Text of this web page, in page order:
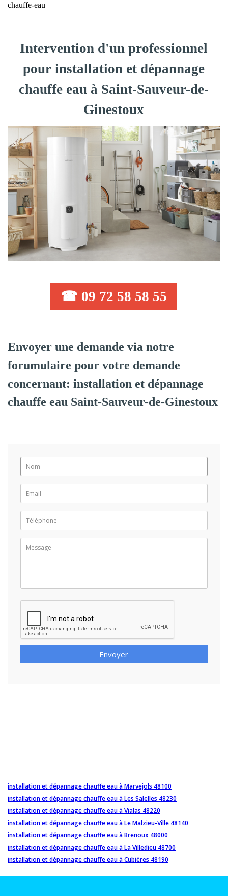
chauffe-eau
Intervention d'un professionnel
pour installation et dépannage
chauffe eau à Saint-Sauveur-de-
Ginestoux
☎ 09 72 58 58 55
Envoyer une demande via notre
forumulaire pour votre demande
concernant: installation et dépannage
chauffe eau Saint-Sauveur-de-Ginestoux
Envoyer
installation et dépannage chauffe eau à Marvejols 48100
installation et dépannage chauffe eau à Les Salelles 48230
installation et dépannage chauffe eau à Vialas 48220
installation et dépannage chauffe eau à Le Malzieu-Ville 48140
installation et dépannage chauffe eau à Brenoux 48000
installation et dépannage chauffe eau à La Villedieu 48700
installation et dépannage chauffe eau à Cubières 48190